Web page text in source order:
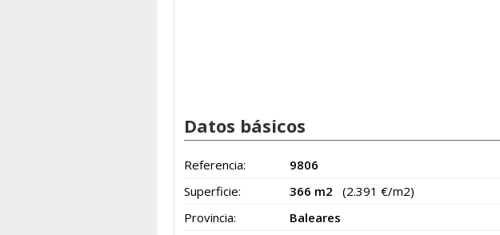
Datos básicos
Referencia:
9806
Superficie:
366 m2
(2.391 €/m2)
Provincia:
Baleares